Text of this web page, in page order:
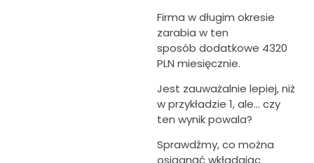
Firma w długim okresie
zarabia w ten
sposób dodatkowe 4320
PLN miesięcznie.
Jest zauważalnie lepiej, niż
w przykładzie 1, ale… czy
ten wynik powala?
Sprawdźmy, co można